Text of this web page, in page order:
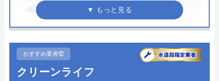
創業・設立
対応エリア 全国
●駆けつけ時間 最短30分
●受付時間 24時間
●定休日
●出張見積もり 出張見積もり無料
おすすめ業者⑫
クリーンライフ